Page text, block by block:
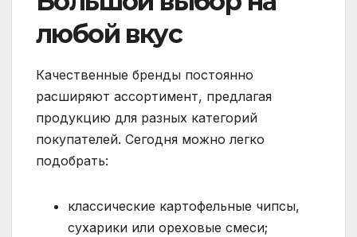
любой вкус
Качественные бренды постоянно
расширяют ассортимент, предлагая
продукцию для разных категорий
покупателей. Сегодня можно легко
подобрать:
классические картофельные чипсы,
сухарики или ореховые смеси;